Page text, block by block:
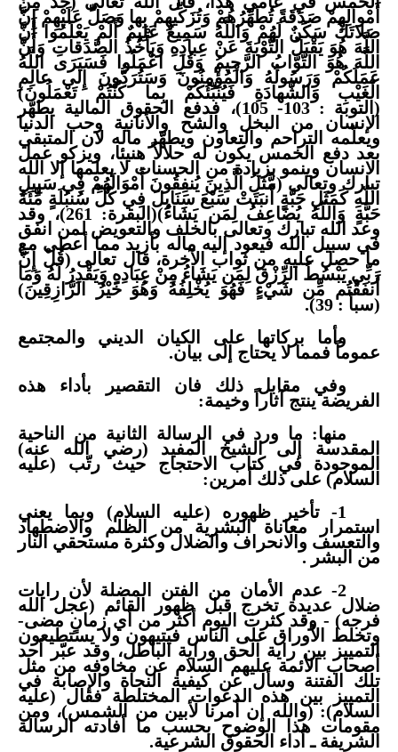
أَمْوالِهِمْ صَدَقَةً تُطَهِّرُهُمْ وَتُزَكِّيهِمْ بِها وَصَلِّ عَلَيْهِمْ إِنَّ
صَلاتَكَ سَكَنٌ لَهُمْ وَاللَّهُ سَمِيعٌ عَلِيمٌ أَلَمْ يَعْلَمُوا أَنَّ
اللَّهَ هُوَ يَقْبَلُ التَّوْبَةَ عَنْ عِبادِهِ وَيَأْخُذُ الصَّدَقاتِ وَأَنَّ
اللَّهَ هُوَ التَّوَّابُ الرَّحِيمُ وَقُلِ اعْمَلُوا فَسَيَرَى اللَّهُ
عَمَلَكُمْ وَرَسُولُهُ وَالْمُؤْمِنُونَ وَسَتُرَدُّونَ إِلى عالِمِ
الْغَيْبِ وَالشَّهادَةِ فَيُنَبِّئُكُمْ بِما كُنْتُمْ تَعْمَلُونَ)
(التوبة : 103- 105)، فدفع الحقوق المالية يطهّر
الإنسان من البخل والشح والأنانية وحب الدنيا
ويعلّمه التراحم والتعاون ويطهّر ماله لان المتبقي
بعد دفع الخمس يكون له حلالاً هنيئا، ويزكو عمل
الانسان وينمو بزيادة من الحسنات لا يعلمها إلا الله
تبارك وتعالى (مَّثَلُ الَّذِينَ يُنفِقُونَ أَمْوَالَهُمْ فِي سَبِيلِ
اللّهِ كَمَثَلِ حَبَّةٍ أَنبَتَتْ سَبْعَ سَنَابِلَ فِي كُلِّ سُنبُلَةٍ مِّئَةُ
حَبَّةٍ وَاللّهُ يُضَاعِفُ لِمَن يَشَاءُ)(البقرة: 261)، وقد
وعد الله تبارك وتعالى بالخلف والتعويض لمن انفق
في سبيل الله فيعود إليه ماله بأزيد مما أعطى مع
ما حصل عليه من ثواب الآخرة، قال تعالى (قُلْ إِنَّ
رَبِّي يَبْسُطُ الرِّزْقَ لِمَن يَشَاءُ مِنْ عِبَادِهِ وَيَقْدِرُ لَهُ وَمَا
أَنفَقْتُم مِّن شَيْءٍ فَهُوَ يُخْلِفُهُ وَهُوَ خَيْرُ الرَّازِقِينَ)
(سبأ : 39).
وأما بركاتها على الكيان الديني والمجتمع
عموماً فمما لا يحتاج إلى بيان.
وفي مقابل ذلك فان التقصير بأداء هذه
الفريضة ينتج آثاراً وخيمة:
منها: ما ورد في الرسالة الثانية من الناحية
المقدسة إلى الشيخ المفيد (رضي الله عنه)
الموجودة في كتاب الاحتجاج حيث رتّب (عليه
السلام) على ذلك أمرين:
1- تأخير ظهوره (عليه السلام) وبما يعني
استمرار معاناة البشرية من الظلم والاضطهاد
والتعسف والانحراف والضلال وكثرة مستحقي النار
من البشر .
2- عدم الأمان من الفتن المضلة لأن رايات
ضلال عديدة تخرج قبل ظهور القائم (عجل الله
فرجه) - وقد كثرت اليوم أكثر من أي زمانٍ مضى-
وتخلط الأوراق على الناس فيتيهون ولا يستطيعون
التمييز بين راية الحق وراية الباطل، وقد عبّر أحد
أصحاب الأئمة عليهم السلام عن مخاوفه من مثل
تلك الفتنة وسأل عن كيفية النجاة والإصابة في
التمييز بين هذه الدعوات المختلطة فقال (عليه
السلام): (والله إن أمرنا لأبين من الشمس)، ومن
مقومات هذا الوضوح بحسب ما أفادته الرسالة
الشريفة ـ أداء الحقوق الشرعية.